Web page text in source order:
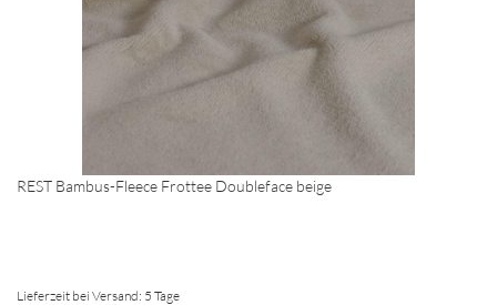
REST Bambus-Fleece Frottee Doubleface beige
Lieferzeit bei Versand: 5 Tage